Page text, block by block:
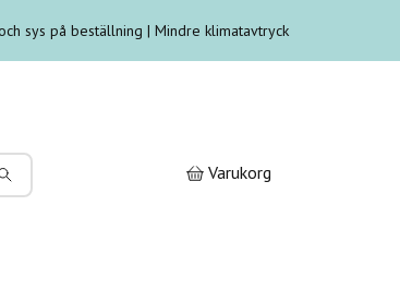
sys på beställning | Mindre klimatavtryck
Varukorg